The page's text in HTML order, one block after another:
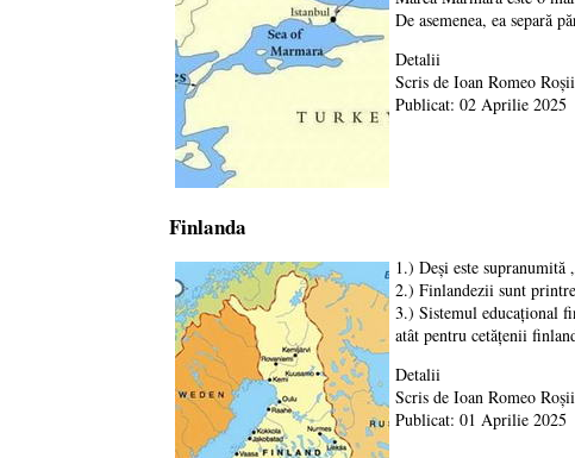
De asemenea, ea separă
Detalii
Scris de Ioan Romeo
Publicat: 02 Aprilie 2025
Finlanda
1.) Deși este
2.) Finlandezii sunt
3.) Sistemul educațional
atât pentru cetățenii
Detalii
Scris de Ioan Romeo
Publicat: 01 Aprilie 2025